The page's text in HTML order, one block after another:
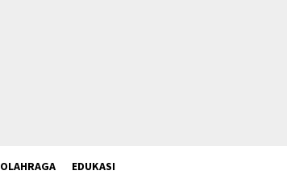
OLAHRAGA EDUKASI